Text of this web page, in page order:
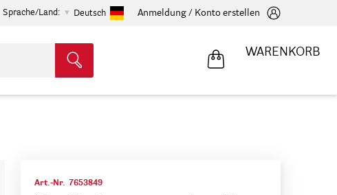
Sprache/Land: Deutsch Anmeldung / Konto erstellen
WARENKORB
Art.-Nr. 7653849